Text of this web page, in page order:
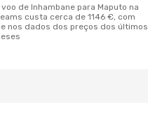
custa cerca de 1146 €, com
nos dados dos preços dos últimos